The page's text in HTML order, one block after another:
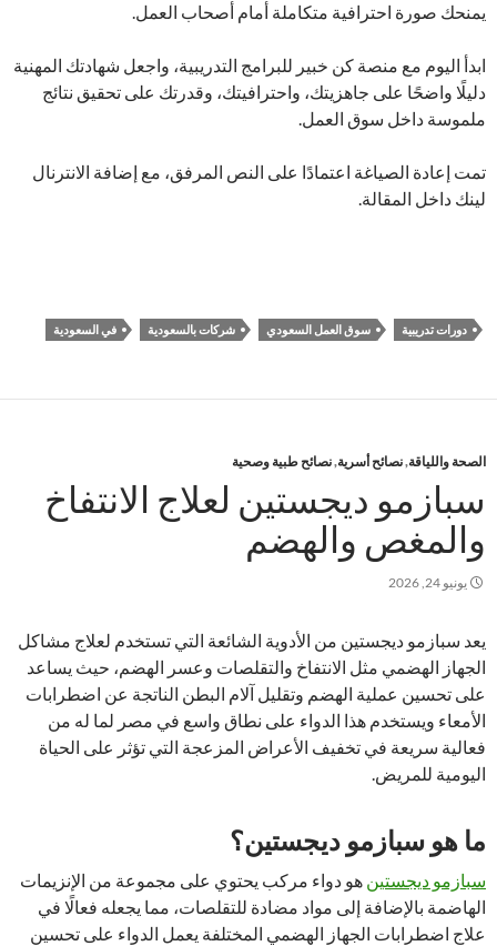
يمنحك صورة احترافية متكاملة أمام أصحاب العمل.
ابدأ اليوم مع منصة كن خبير للبرامج التدريبية، واجعل شهادتك المهنية
دليلًا واضحًا على جاهزيتك، واحترافيتك، وقدرتك على تحقيق نتائج
ملموسة داخل سوق العمل.
تمت إعادة الصياغة اعتمادًا على النص المرفق، مع إضافة الانترنال
لينك داخل المقالة.
دورات تدريبية سوق العمل السعودي شركات بالسعودية في السعودية
الصحة واللياقة,نصائح أسرية,نصائح طبية وصحية
سبازمو ديجستين لعلاج الانتفاخ
والمغص والهضم
يونيو 24, 2026
يعد سبازمو ديجستين من الأدوية الشائعة التي تستخدم لعلاج مشاكل
الجهاز الهضمي مثل الانتفاخ والتقلصات وعسر الهضم، حيث يساعد
على تحسين عملية الهضم وتقليل آلام البطن الناتجة عن اضطرابات
الأمعاء ويستخدم هذا الدواء على نطاق واسع في مصر لما له من
فعالية سريعة في تخفيف الأعراض المزعجة التي تؤثر على الحياة
اليومية للمريض.
ما هو سبازمو ديجستين؟
سبازمو ديجستين هو دواء مركب يحتوي على مجموعة من الإنزيمات
الهاضمة بالإضافة إلى مواد مضادة للتقلصات، مما يجعله فعالًا في
علاج اضطرابات الجهاز الهضمي المختلفة يعمل الدواء على تحسين